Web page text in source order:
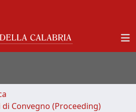
Convegno (Proceeding)